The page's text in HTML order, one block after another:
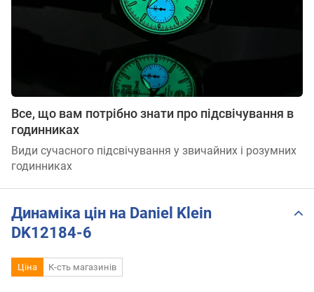
Все, що вам потрібно знати про підсвічування в
годинниках
Види сучасного підсвічування у звичайних і розумних
годинниках
Динаміка цін на Daniel Klein
DK12184-6
Ціна К-сть магазинів